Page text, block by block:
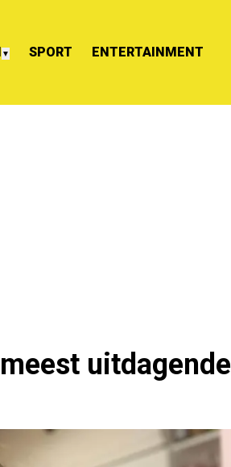
▼ SPORT ENTERTAINMENT
uitdagende